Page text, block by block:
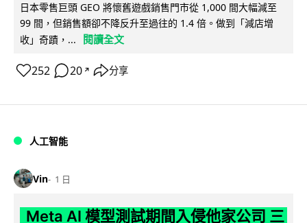
日本零售巨頭 GEO 將懷舊遊戲銷售門市從 1,000 間大幅減至
99 間，但銷售額卻不降反升至過往的 1.4 倍。做到「減店增
收」奇蹟，...
閱讀全文
252 20 ↗ 分享
人工智能
Vin 1 日
Meta AI 模型測試期間入侵他家公司 三